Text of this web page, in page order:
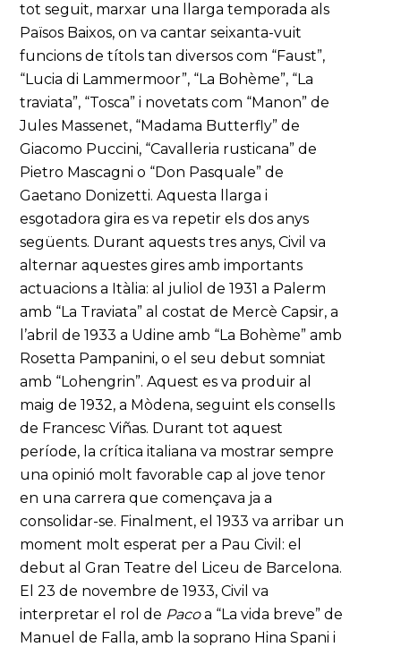
tot seguit, marxar una llarga temporada als
Països Baixos, on va cantar seixanta-vuit
funcions de títols tan diversos com “Faust”,
“Lucia di Lammermoor”, “La Bohème”, “La
traviata”, “Tosca” i novetats com “Manon” de
Jules Massenet, “Madama Butterfly” de
Giacomo Puccini, “Cavalleria rusticana” de
Pietro Mascagni o “Don Pasquale” de
Gaetano Donizetti. Aquesta llarga i
esgotadora gira es va repetir els dos anys
següents. Durant aquests tres anys, Civil va
alternar aquestes gires amb importants
actuacions a Itàlia: al juliol de 1931 a Palerm
amb “La Traviata” al costat de Mercè Capsir, a
l’abril de 1933 a Udine amb “La Bohème” amb
Rosetta Pampanini, o el seu debut somniat
amb “Lohengrin”. Aquest es va produir al
maig de 1932, a Mòdena, seguint els consells
de Francesc Viñas. Durant tot aquest
període, la crítica italiana va mostrar sempre
una opinió molt favorable cap al jove tenor
en una carrera que començava ja a
consolidar-se. Finalment, el 1933 va arribar un
moment molt esperat per a Pau Civil: el
debut al Gran Teatre del Liceu de Barcelona.
El 23 de novembre de 1933, Civil va
interpretar el rol de Pacoa “La vida breve” de
Manuel de Falla, amb la soprano Hina Spani i